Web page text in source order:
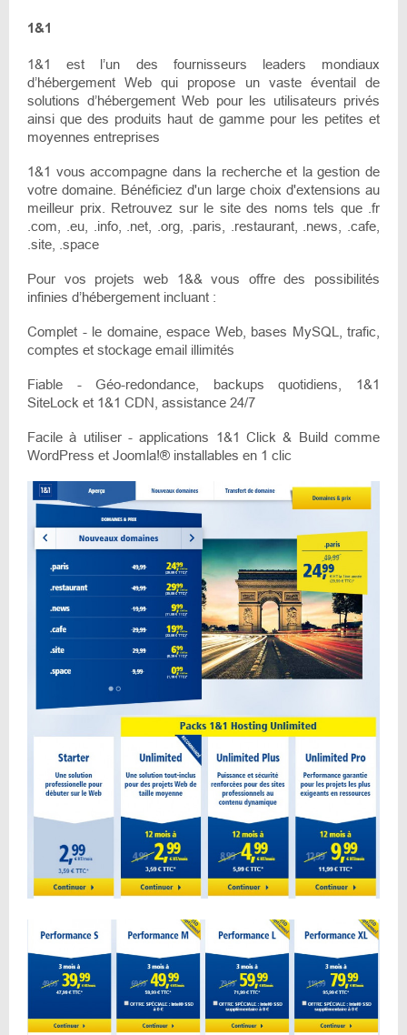
1&1
1&1 est l’un des fournisseurs leaders mondiaux
d’hébergement Web qui propose un vaste éventail de
solutions d’hébergement Web pour les utilisateurs privés
ainsi que des produits haut de gamme pour les petites et
moyennes entreprises
1&1 vous accompagne dans la recherche et la gestion de
votre domaine. Bénéficiez d'un large choix d'extensions au
meilleur prix. Retrouvez sur le site des noms tels que .fr
.com, .eu, .info, .net, .org, .paris, .restaurant, .news, .cafe,
.site, .space
Pour vos projets web 1&& vous offre des possibilités
infinies d’hébergement incluant :
Complet - le domaine, espace Web, bases MySQL, trafic,
comptes et stockage email illimités
Fiable - Géo-redondance, backups quotidiens, 1&1
SiteLock et 1&1 CDN, assistance 24/7
Facile à utiliser - applications 1&1 Click & Build comme
WordPress et Joomla!® installables en 1 clic